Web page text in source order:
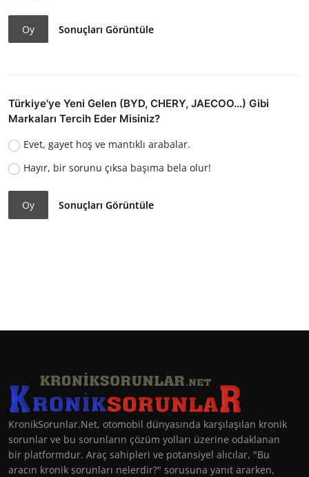
Oy Sonuçları Görüntüle
Türkiye'ye Yeni Gelen (BYD, CHERY, JAECOO...) Gibi
Markaları Tercih Eder Misiniz?
Evet, gayet hoş ve mantıklı arabalar.
Hayır, bir sorunu çıksa başıma bela olur!
Oy Sonuçları Görüntüle
KronikSorunlar.Net, otomobil dünyasında karşılaşılan kronik
sorunlar ve bu sorunların çözüm yolları üzerine odaklanan
bir platformdur. Araç sahipleri ve potansiyel alıcılar, "Bu
aracın kronik sorunları nelerdir?" sorusuna yanıt ararken,